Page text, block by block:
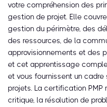
votre compréhension des
gestion de projet. Elle
gestion du périmètre, des
des ressources, de la
approvisionnements et des
et cet apprentissage
et vous fournissent un
projets. La certification
critique, la résolution de